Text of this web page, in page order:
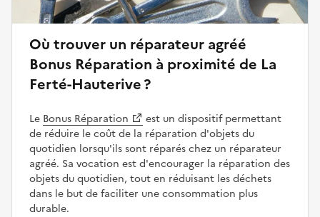
Où trouver un réparateur agréé
Bonus Réparation à proximité de La
Ferté-Hauterive ?
Le Bonus Réparation
est un dispositif permettant
de réduire le coût de la réparation d'objets du
quotidien lorsqu'ils sont réparés chez un réparateur
agréé. Sa vocation est d'encourager la réparation des
objets du quotidien, tout en réduisant les déchets
dans le but de faciliter une consommation plus
durable.